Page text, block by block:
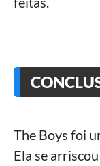
The Boys foi
Ela se